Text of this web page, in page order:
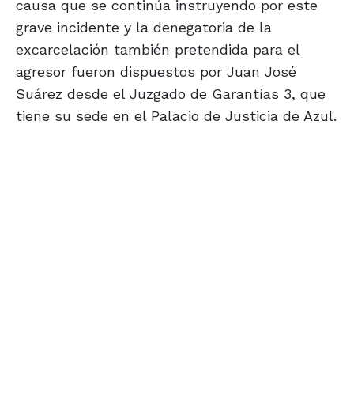
causa que se continúa instruyendo por este
grave incidente y la denegatoria de la
excarcelación también pretendida para el
agresor fueron dispuestos por Juan José
Suárez desde el Juzgado de Garantías 3, que
tiene su sede en el Palacio de Justicia de Azul.